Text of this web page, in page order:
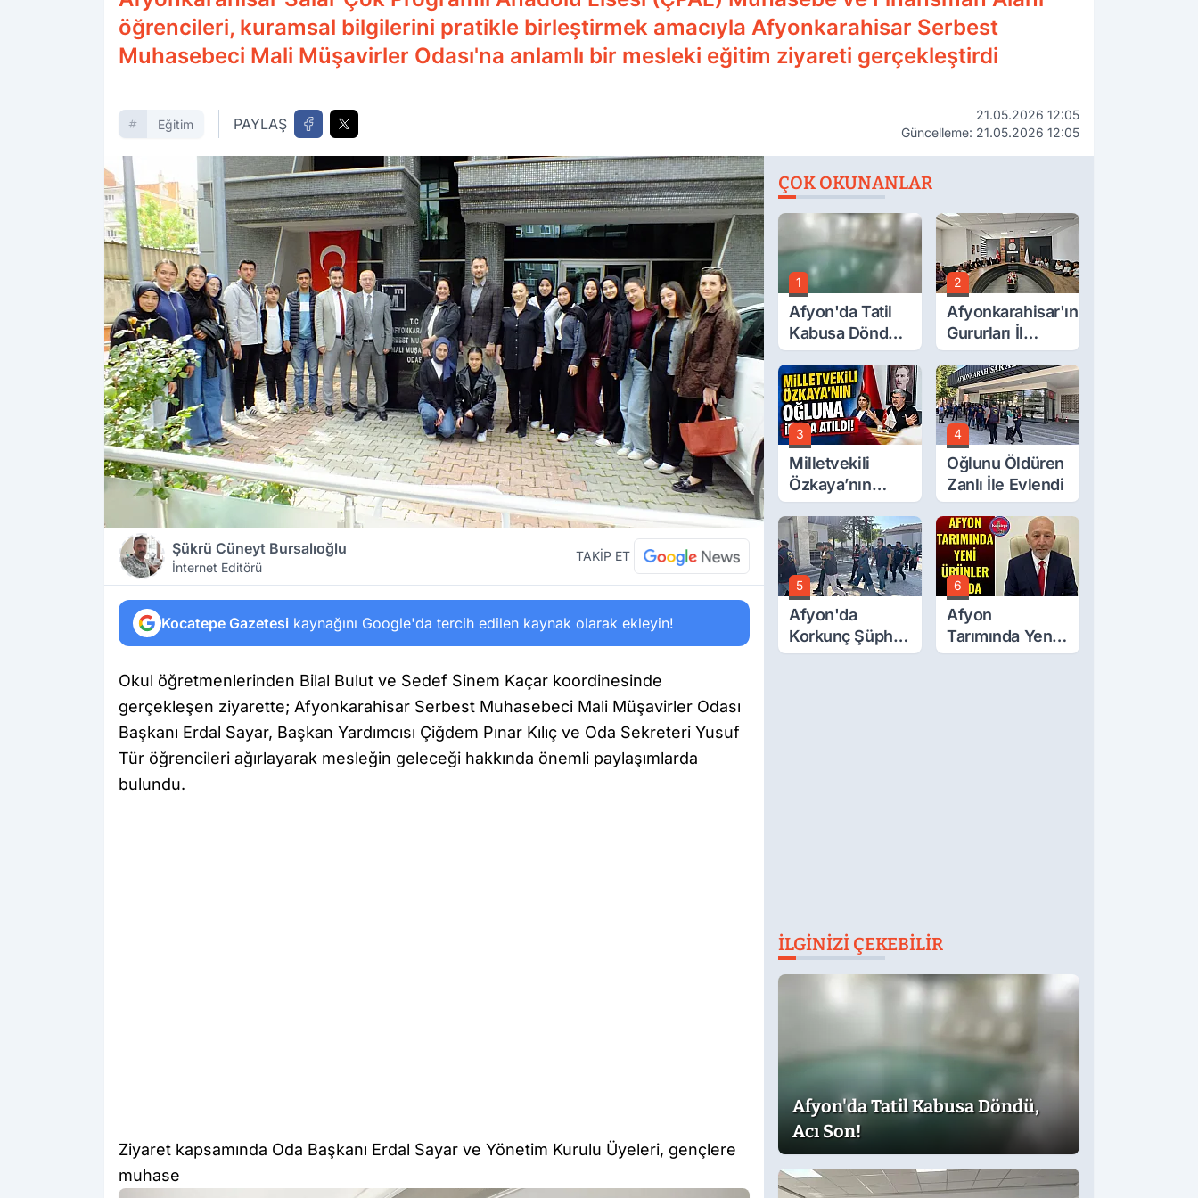
öğrencileri, kuramsal bilgilerini pratikle birleştirmek amacıyla Afyonkarahisar Serbest
Muhasebeci Mali Müşavirler Odası'na anlamlı bir mesleki eğitim ziyareti gerçekleştirdi
Eğitim PAYLAŞ
21.05.2026 12:05
Güncelleme: 21.05.2026 12:05
Şükrü Cüneyt Bursalıoğlu
İnternet Editörü
TAKİP ET
Kocatepe Gazetesi kaynağını Google'da tercih edilen kaynak olarak ekleyin!
Okul öğretmenlerinden Bilal Bulut ve Sedef Sinem Kaçar koordinesinde
gerçekleşen ziyarette; Afyonkarahisar Serbest Muhasebeci Mali Müşavirler Odası
Başkanı Erdal Sayar, Başkan Yardımcısı Çiğdem Pınar Kılıç ve Oda Sekreteri Yusuf
Tür öğrencileri ağırlayarak mesleğin geleceği hakkında önemli paylaşımlarda
bulundu.
Ziyaret kapsamında Oda Başkanı Erdal Sayar ve Yönetim Kurulu Üyeleri, gençlere
muhase
ÇOK OKUNANLAR
1
Afyon'da Tatil
Kabusa Döndü,
Acı Son!
2
Afyonkarahisar'ın
Gururları İl
Müdürüyle
Buluştu
3
Milletvekili
Özkaya’nın
Oğluna İftira
Atıldı
4
Oğlunu Öldüren
Zanlı İle Evlendi
5
Afyon'da
Korkunç Şüphe!
Düştü Mü,
6
Afyon
Tarımında Yeni
Ürünler Yolda
İLGINIZI ÇEKEBILIR
Afyon'da Tatil Kabusa Döndü,
Acı Son!